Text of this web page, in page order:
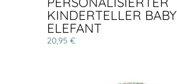
KINDERTELLER BABY
ELEFANT
20,95 €